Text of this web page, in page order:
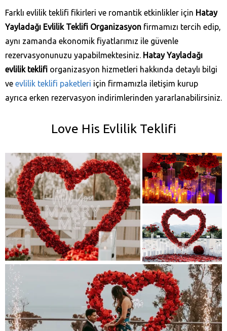
Farklı evlilik teklifi fikirleri ve romantik etkinlikler için Hatay
Yayladağı‎‎ Evlilik Teklifi Organizasyon firmamızı tercih edip,
aynı zamanda ekonomik fiyatlarımız ile güvenle
rezervasyonunuzu yapabilmektesiniz. Hatay Yayladağı‎‎
evlilik teklifi organizasyon hizmetleri hakkında detaylı bilgi
ve evlilik teklifi paketleri için firmamızla iletişim kurup
ayrıca erken rezervasyon indirimlerinden yararlanabilirsiniz.
Love His Evlilik Teklifi